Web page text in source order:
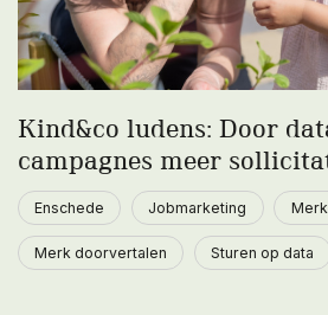
Kind&co ludens: Door
campagnes meer
Enschede Jobmarketing
Merk doorvertalen Sturen op data